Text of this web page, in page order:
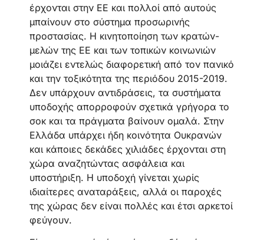
έρχονται στην ΕΕ και πολλοί από αυτούς
μπαίνουν στο σύστημα προσωρινής
προστασίας. Η κινητοποίηση των κρατών-
μελών της ΕΕ και των τοπικών κοινωνιών
μοιάζει εντελώς διαφορετική από τον πανικό
και την τοξικότητα της περιόδου 2015-2019.
Δεν υπάρχουν αντιδράσεις, τα συστήματα
υποδοχής απορροφούν σχετικά γρήγορα το
σοκ και τα πράγματα βαίνουν ομαλά. Στην
Ελλάδα υπάρχει ήδη κοινότητα Ουκρανών
και κάποιες δεκάδες χιλιάδες έρχονται στη
χώρα αναζητώντας ασφάλεια και
υποστήριξη. Η υποδοχή γίνεται χωρίς
ιδιαίτερες αναταράξεις, αλλά οι παροχές
της χώρας δεν είναι πολλές και έτσι αρκετοί
φεύγουν.